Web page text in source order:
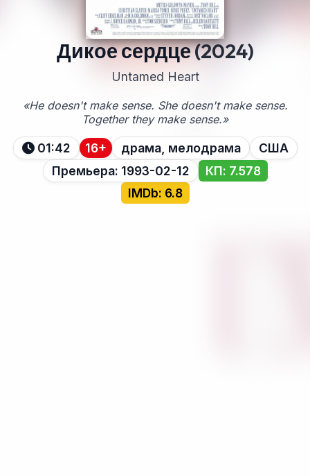
Дикое сердце(2024)
Untamed Heart
«He doesn't make sense. She doesn't make sense.
Together they make sense.»
01:42 16+ драма, мелодрама
США
Премьера: 1993-02-12
КП: 7.578
IMDb: 6.8